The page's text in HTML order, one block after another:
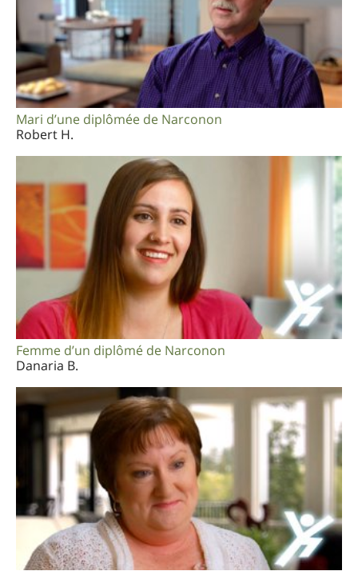
Mari d’une diplômée de Narconon
Robert H.
Femme d’un diplômé de Narconon
Danaria B.